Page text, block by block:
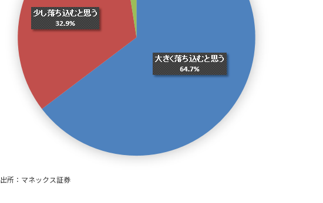
出所：マネックス証券